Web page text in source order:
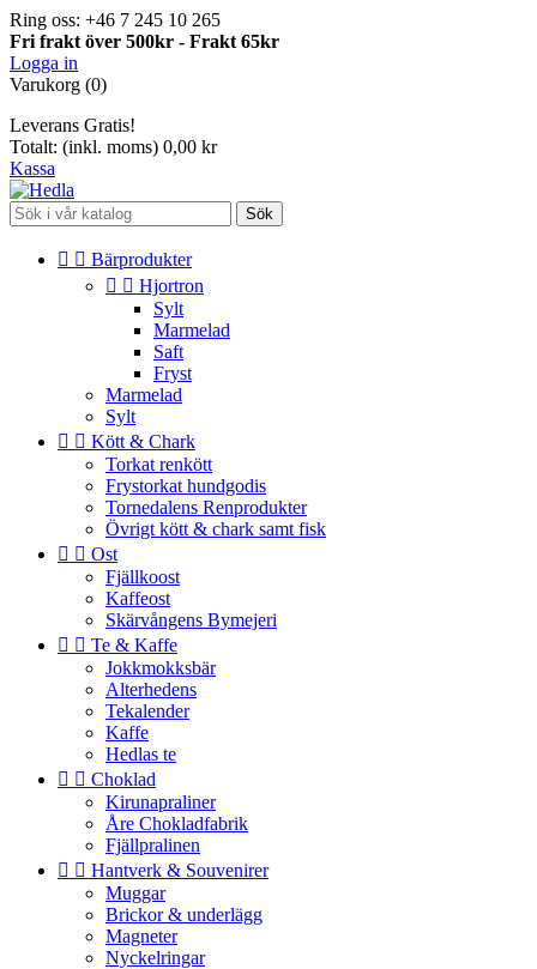
Ring oss: +46 7 245 10 265
Fri frakt över 500kr - Frakt 65kr
Logga in
Varukorg (0)
Leverans Gratis!
Totalt: (inkl. moms) 0,00 kr
Kassa
Sök
  Bärprodukter
  Hjortron
Sylt
Marmelad
Saft
Fryst
Marmelad
Sylt
  Kött & Chark
Torkat renkött
Frystorkat hundgodis
Tornedalens Renprodukter
Övrigt kött & chark samt fisk
  Ost
Fjällkoost
Kaffeost
Skärvångens Bymejeri
  Te & Kaffe
Jokkmokksbär
Alterhedens
Tekalender
Kaffe
Hedlas te
  Choklad
Kirunapraliner
Åre Chokladfabrik
Fjällpralinen
  Hantverk & Souvenirer
Muggar
Brickor & underlägg
Magneter
Nyckelringar